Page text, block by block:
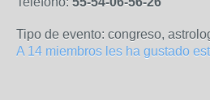
Tipo de evento: congreso,
A 14 miembros les ha gustado